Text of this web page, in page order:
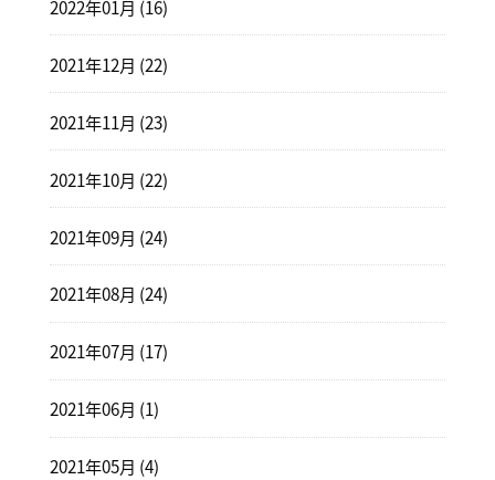
2022年01月 (16)
2021年12月 (22)
2021年11月 (23)
2021年10月 (22)
2021年09月 (24)
2021年08月 (24)
2021年07月 (17)
2021年06月 (1)
2021年05月 (4)